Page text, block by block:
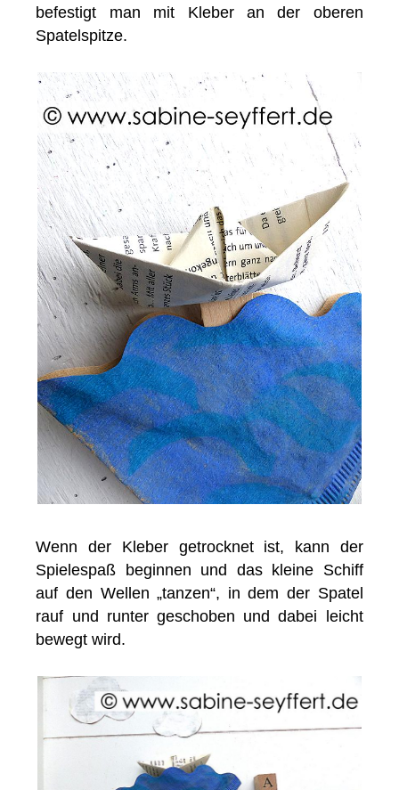
befestigt man mit Kleber an der oberen
Spatelspitze.
Wenn der Kleber getrocknet ist, kann der
Spielespaß beginnen und das kleine Schiff
auf den Wellen „tanzen“, in dem der Spatel
rauf und runter geschoben und dabei leicht
bewegt wird.